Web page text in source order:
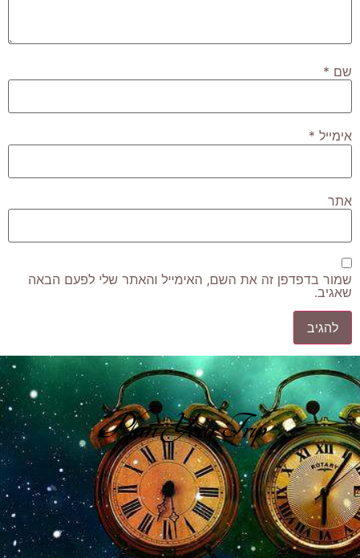
שם *
אימייל *
אתר
שמור בדפדפן זה את השם, האימייל והאתר שלי לפעם הבאה
שאגיב.
Plan Your Trip